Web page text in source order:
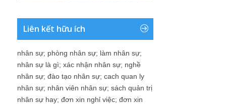
Liên kết hữu ích
nhân sự; phòng nhân sự; làm nhân sự;
nhân sự là gì; xác nhận nhân sự; nghề
nhân sự; đào tạo nhân sự; cach quan ly
nhân sự; nhân viên nhân sự; sách quản trị
nhân sự hay; đơn xin nghỉ việc; đơn xin